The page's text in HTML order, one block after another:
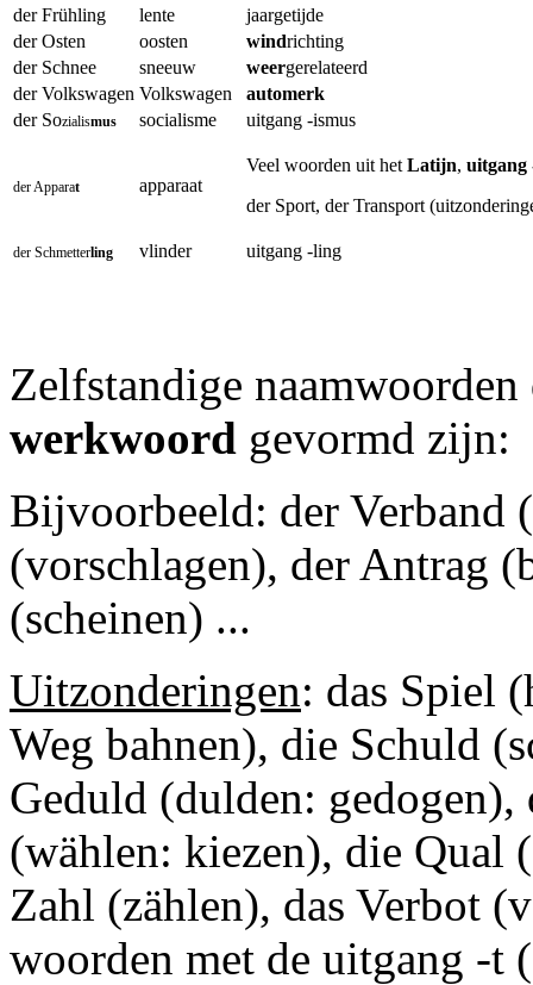
der Frühling
lente
jaargetijde
der Osten
oosten windrichting
der Schnee
sneeuw weergerelateerd
der Volkswagen Volkswagen
automerk
der Sozialismus socialisme uitgang -ismus
der Apparat apparaat
Veel woorden uit het Latijn, uitgang
der Sport, der Transport
der Schmetterling vlinder uitgang -ling
Zelfstandige
werkwoord gevormd zijn:
Bijvoorbeeld: der Verband
(vorschlagen), der Antrag
(scheinen) ...
Uitzonderingen: das Spiel
Weg bahnen), die Schuld
Geduld (dulden:
(wählen: kiezen), die Qual
Zahl (zählen), das Verbot
woorden met de uitgang -t